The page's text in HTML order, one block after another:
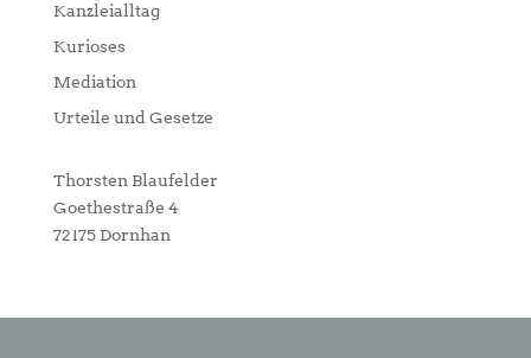
Kanzleialltag
Kurioses
Mediation
Urteile und Gesetze
Thorsten Blaufelder
Goethestraße 4
72175 Dornhan